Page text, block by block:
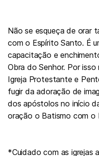
Não se esqueça de orar
com o Espírito Santo. É
capacitação e
Obra do Senhor. Por
Igreja Protestante e
fugir da adoração de
dos apóstolos no início
oração o Batismo com o
*Cuidado com as igrejas